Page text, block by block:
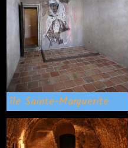
île Sainte-Marguerite